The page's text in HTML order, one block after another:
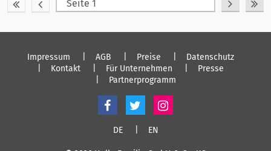
Impressum AGB Preise
Datenschutz
Kontakt
Für Unternehmen
Presse
Partnerprogramm
DE EN